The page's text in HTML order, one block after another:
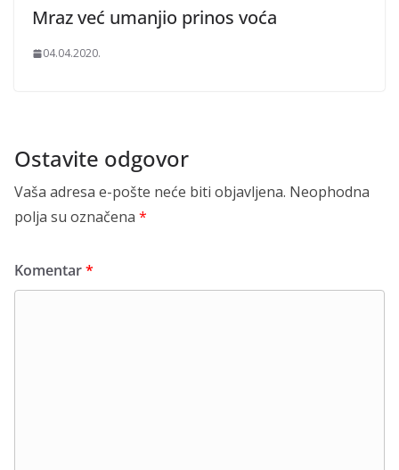
Mraz već umanjio prinos voća
04.04.2020.
Ostavite odgovor
Vaša adresa e-pošte neće biti objavljena. Neophodna
polja su označena *
Komentar*